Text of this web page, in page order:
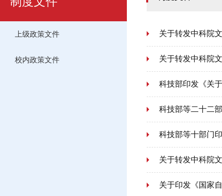
上级政策文件
校内政策文件
关于转发中科院
关于转发中科院
科技部印发《关
科技部等二十二
科技部等十部门
关于转发中科院
关于印发《国家